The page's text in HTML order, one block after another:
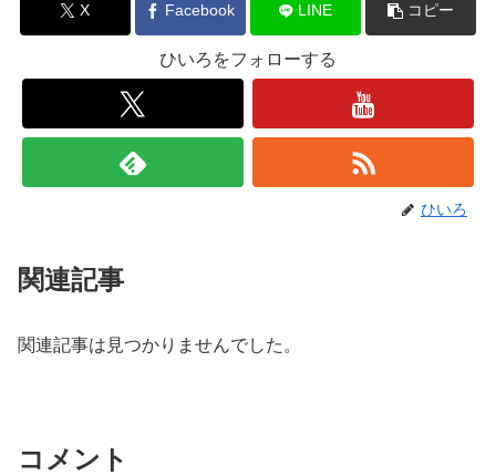
X Facebook LINE コピー
ひいろをフォローする
ひいろ
関連記事
関連記事は見つかりませんでした。
コメント